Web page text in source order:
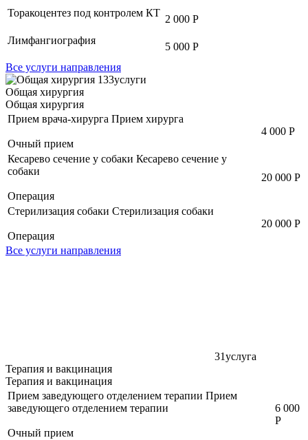
Торакоцентез под контролем КТ
2 000 Р
Лимфангиография
5 000 Р
Все услуги направления
133услуги
Общая хирургия
Общая хирургия
Прием врача-хирурга Прием хирурга
Очный прием
4 000 Р
Кесарево сечение у собаки Кесарево сечение у
собаки
Операция
20 000 Р
Стерилизация собаки Стерилизация собаки
Операция
20 000 Р
Все услуги направления
31услуга
Терапия и вакцинация
Терапия и вакцинация
Прием заведующего отделением терапии Прием
заведующего отделением терапии
Очный прием
6 000
Р